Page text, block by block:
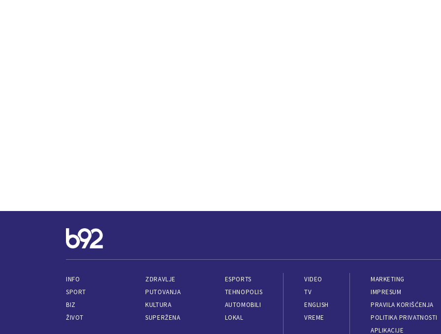
INFO
SPORT
BIZ
ŽIVOT
ZDRAVLJE
PUTOVANJA
KULTURA
SUPERŽENA
ESPORTS
TEHNOPOLIS
AUTOMOBILI
LOKAL
VIDEO
TV
ENGLISH
VREME
MARKETING
IMPRESUM
PRAVILA KORIŠĆENJA
POLITIKA PRIVATNOSTI
APLIKACIJE